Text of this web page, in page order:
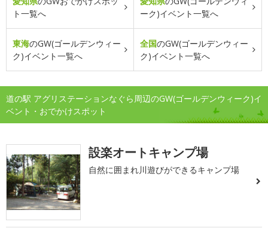
ト一覧へ
ーク)イベント一覧へ
東海のGW(ゴールデンウィー
ク)イベント一覧へ
全国のGW(ゴールデンウィー
ク)イベント一覧へ
道の駅 アグリステーションなぐら周辺のGW(ゴールデンウィーク)イ
ベント・おでかけスポット
設楽オートキャンプ場
自然に囲まれ川遊びができるキャンプ場